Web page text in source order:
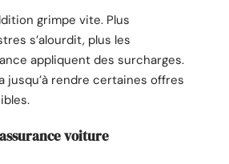
grimpe vite. Plus
s’alourdit, plus les
appliquent des surcharges.
jusqu’à rendre certaines offres
voiture